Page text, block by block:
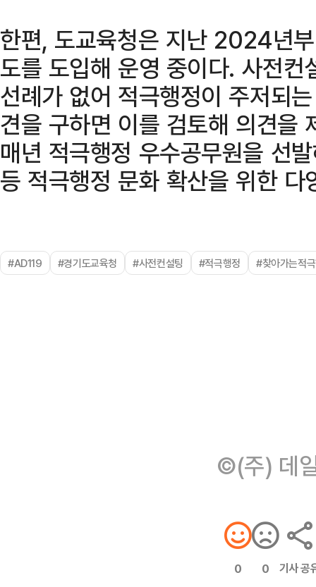
한편, 도교육청은 지난 2024년부
도를 도입해 운영 중이다. 사전
선례가 없어 적극행정이 주저되
견을 구하면 이를 검토해 의견을
매년 적극행정 우수공무원을 선
등 적극행정 문화 확산을 위한
#AD119 #경기도교육청 #사전컨설팅 #적극행정 #찾아가는적
©(주) 데
0 0 기사 공